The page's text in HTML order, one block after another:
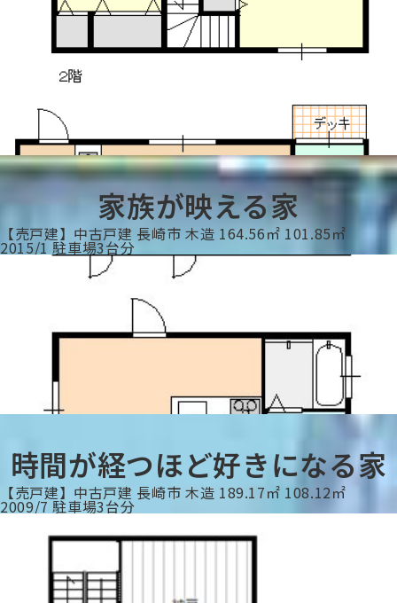
家族が映える家
【売戸建】中古戸建 長崎市 木造 164.56㎡ 101.85㎡
2015/1 駐車場3台分
時間が経つほど好きになる家
【売戸建】中古戸建 長崎市 木造 189.17㎡ 108.12㎡
2009/7 駐車場3台分